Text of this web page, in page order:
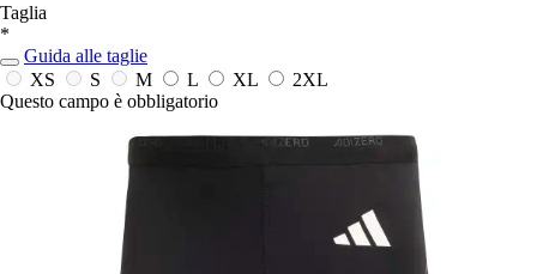
Taglia
*
Guida alle taglie
XS
S M L XL
2XL
Questo campo è obbligatorio